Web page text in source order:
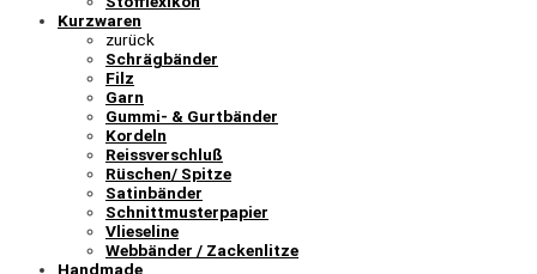
Kurzwaren
zurück
Schrägbänder
Filz
Garn
Gummi- & Gurtbänder
Kordeln
Reissverschluß
Rüschen/ Spitze
Satinbänder
Schnittmusterpapier
Vlieseline
Webbänder / Zackenlitze
Handmade